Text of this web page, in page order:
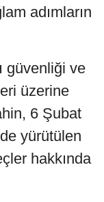
adımların
güvenliği ve
üzerine
6 Şubat
yürütülen
hakkında